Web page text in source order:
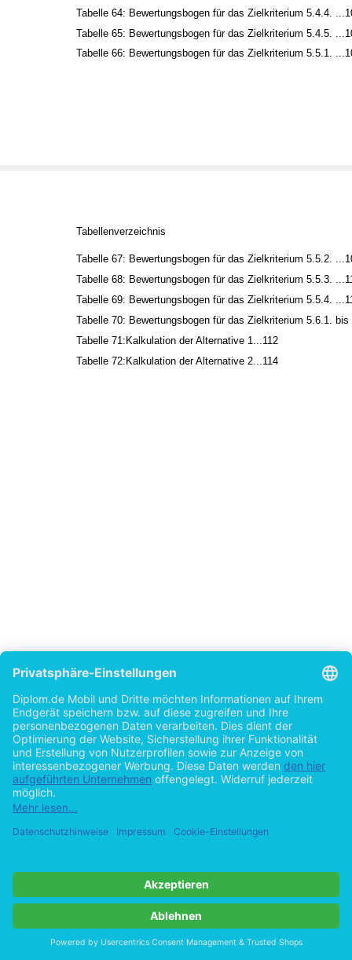
Tabelle 64: Bewertungsbogen für das Zielkriterium 5.4.4.
Tabelle 65: Bewertungsbogen für das Zielkriterium 5.4.5.
Tabelle 66: Bewertungsbogen für das Zielkriterium 5.5.1.
Tabellenverzeichnis
Tabelle 67: Bewertungsbogen für das Zielkriterium 5.5.2.
Tabelle 68: Bewertungsbogen für das Zielkriterium 5.5.3.
Tabelle 69: Bewertungsbogen für das Zielkriterium 5.5.4.
Tabelle 70: Bewertungsbogen für das Zielkriterium 5.6.1. bis
Tabelle 71:Kalkulation der Alternative 1...112
Tabelle 72:Kalkulation der Alternative 2...114